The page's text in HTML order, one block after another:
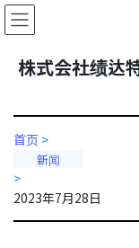
Skip
to
content
Skip
to
Navigation
株式会社绩达
首页 >
新闻
>
2023年7月28日